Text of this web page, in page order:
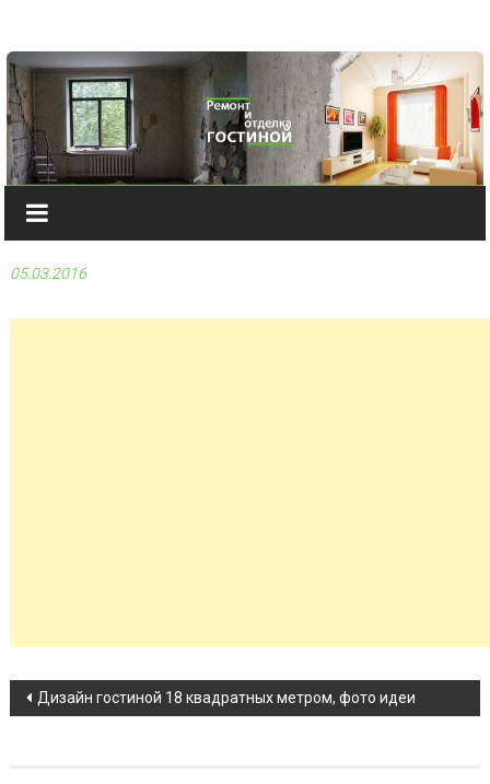
05.03.2016
Навигация по записи
Дизайн гостиной 18 квадратных метром, фото идеи